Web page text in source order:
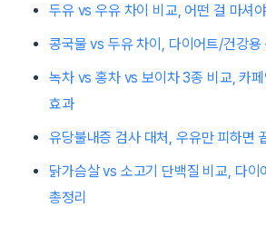
두유 vs 우유 차이 비교, 어떤 걸 마셔
콩국물 vs 두유 차이, 다이어트/건강용
녹차 vs 홍차 vs 보이차 3종 비교, 카페
효과
유당불내증 검사 대처, 우유만 피하면
닭가슴살 vs 소고기 단백질 비교, 다이
총정리